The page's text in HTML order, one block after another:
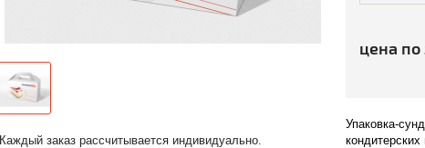
Каждый заказ рассчитывается индивидуально.
цена по
Упаковка-